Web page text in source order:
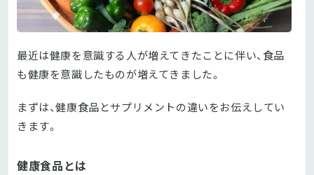
最近は健康を意識する人が増えてきたことに伴い、食品
も健康を意識したものが増えてきました。
まずは、健康食品とサプリメントの違いをお伝えしてい
きます。
健康食品とは